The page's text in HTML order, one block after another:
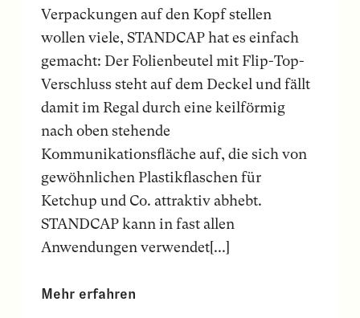
Verpackungen auf den Kopf stellen
wollen viele, STANDCAP hat es einfach
gemacht: Der Folienbeutel mit Flip-Top-
Verschluss steht auf dem Deckel und fällt
damit im Regal durch eine keilförmig
nach oben stehende
Kommunikationsfläche auf, die sich von
gewöhnlichen Plastikflaschen für
Ketchup und Co. attraktiv abhebt.
STANDCAP kann in fast allen
Anwendungen verwendet[...]
Mehr erfahren